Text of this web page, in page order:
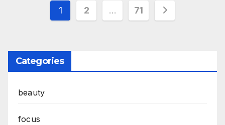
Posts
1 2 … 71
Categories
beauty
focus